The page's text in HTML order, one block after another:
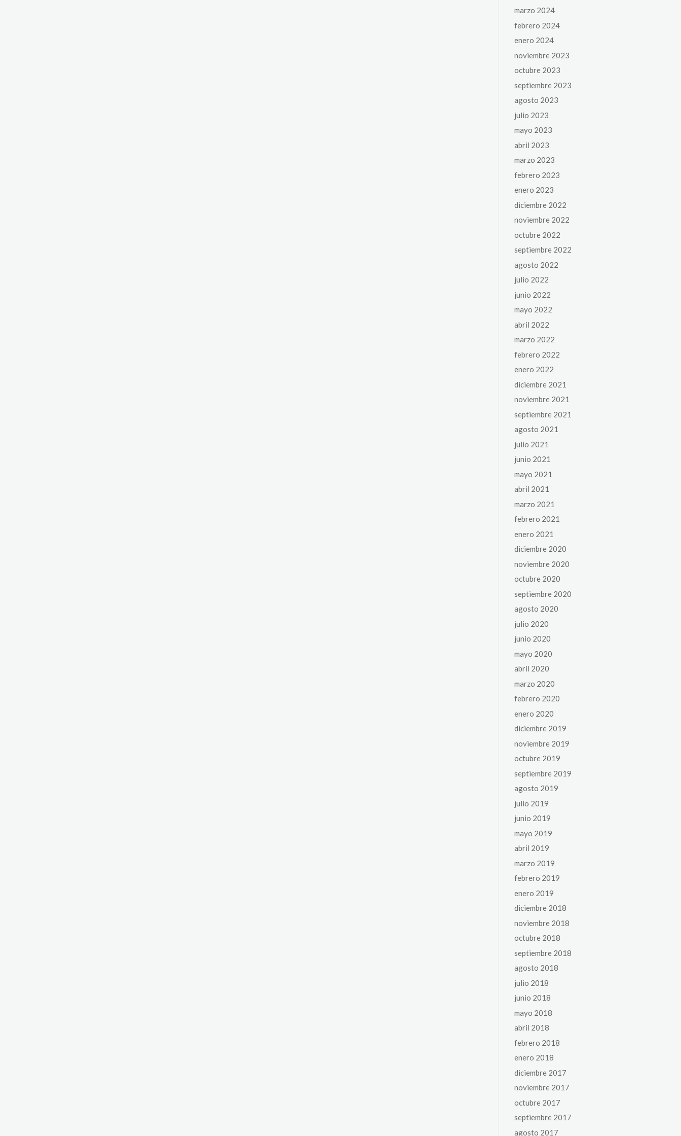
marzo 2024
febrero 2024
enero 2024
noviembre 2023
octubre 2023
septiembre 2023
agosto 2023
julio 2023
mayo 2023
abril 2023
marzo 2023
febrero 2023
enero 2023
diciembre 2022
noviembre 2022
octubre 2022
septiembre 2022
agosto 2022
julio 2022
junio 2022
mayo 2022
abril 2022
marzo 2022
febrero 2022
enero 2022
diciembre 2021
noviembre 2021
septiembre 2021
agosto 2021
julio 2021
junio 2021
mayo 2021
abril 2021
marzo 2021
febrero 2021
enero 2021
diciembre 2020
noviembre 2020
octubre 2020
septiembre 2020
agosto 2020
julio 2020
junio 2020
mayo 2020
abril 2020
marzo 2020
febrero 2020
enero 2020
diciembre 2019
noviembre 2019
octubre 2019
septiembre 2019
agosto 2019
julio 2019
junio 2019
mayo 2019
abril 2019
marzo 2019
febrero 2019
enero 2019
diciembre 2018
noviembre 2018
octubre 2018
septiembre 2018
agosto 2018
julio 2018
junio 2018
mayo 2018
abril 2018
febrero 2018
enero 2018
diciembre 2017
noviembre 2017
octubre 2017
septiembre 2017
agosto 2017